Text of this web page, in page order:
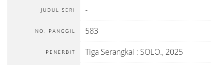
JUDUL SERI -
NO. PANGGIL 583
PENERBIT Tiga Serangkai : SOLO., 2025